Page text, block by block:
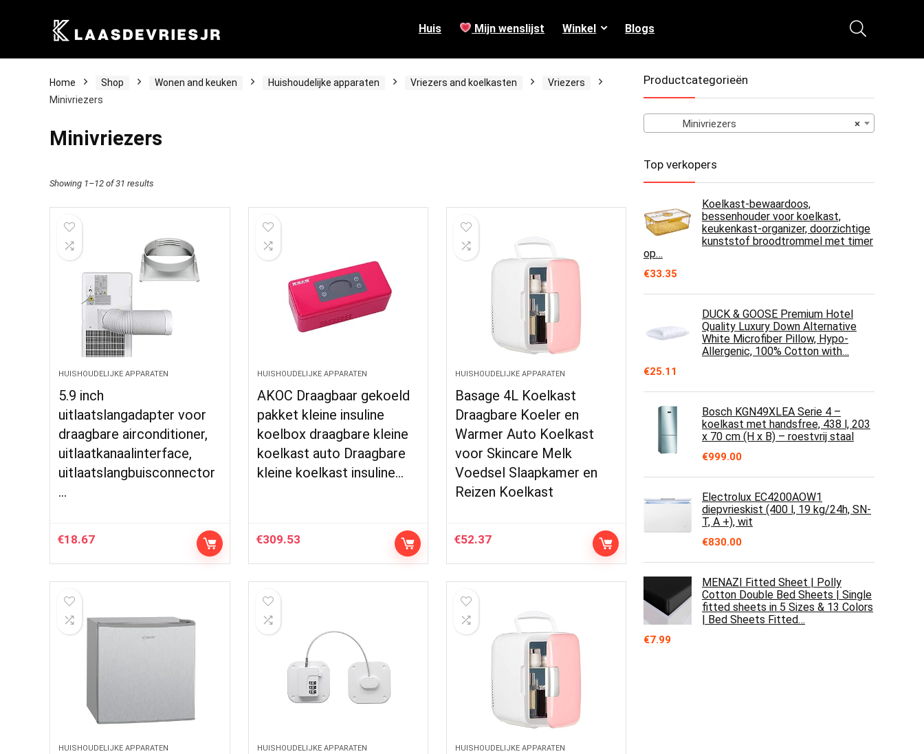
Huis Mijn wenslijst Winkel Blogs
Home Shop Wonen and keuken Huishoudelijke apparaten Vriezers and koelkasten
Vriezers
Minivriezers
Minivriezers
Showing 1–12 of 31 results
HUISHOUDELIJKE APPARATEN
5.9 inch
uitlaatslangadapter voor
draagbare airconditioner,
uitlaatkanaalinterface,
uitlaatslangbuisconnector
…
€18.67
HUISHOUDELIJKE APPARATEN
AKOC Draagbaar gekoeld
pakket kleine insuline
koelbox draagbare kleine
koelkast auto Draagbare
kleine koelkast insuline…
€309.53
HUISHOUDELIJKE APPARATEN
Basage 4L Koelkast
Draagbare Koeler en
Warmer Auto Koelkast
voor Skincare Melk
Voedsel Slaapkamer en
Reizen Koelkast
€52.37
HUISHOUDELIJKE APPARATEN HUISHOUDELIJKE APPARATEN HUISHOUDELIJKE APPARATEN
Productcategorieën
×
Minivriezers
Top verkopers
Koelkast-bewaardoos,
bessenhouder voor koelkast,
keukenkast-organizer, doorzichtige
kunststof broodtrommel met timer
op…
€33.35
DUCK & GOOSE Premium Hotel
Quality Luxury Down Alternative
White Microfiber Pillow, Hypo-
Allergenic, 100% Cotton with…
€25.11
Bosch KGN49XLEA Serie 4 –
koelkast met handsfree, 438 l, 203
x 70 cm (H x B) – roestvrij staal
€999.00
Electrolux EC4200AOW1
diepvrieskist (400 l, 19 kg/24h, SN-
T, A +), wit
€830.00
MENAZI Fitted Sheet | Polly
Cotton Double Bed Sheets | Single
fitted sheets in 5 Sizes & 13 Colors
| Bed Sheets Fitted…
€7.99